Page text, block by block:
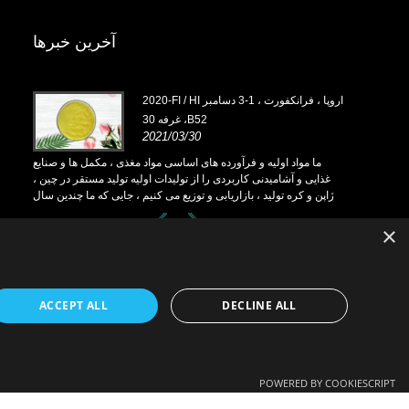
آخرین خبرها
2020-FI / HI اروپا ، فرانکفورت ، 1-3 دسامبر
، غرفه 30B52
2021/03/30
ما مواد اولیه و فرآورده های اساسی مواد مغذی ، مکمل ها و صنایع
غذایی و آشامیدنی کاربردی را از تولیدات اولیه تولید مستقر در چین ،
ژاپن و کره تولید ، بازاریابی و توزیع می کنیم ، جایی که ما چندین سال
تجربه داریم و بسیار خوب مستقر هستیم. تخصص و اعتبار ما در تأمین
×
ACCEPT ALL DECLINE ALL
POWERED BY COOKIESCRIPT